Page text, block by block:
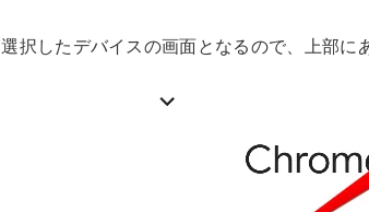
選択したデバイスの画面となるので、上部に